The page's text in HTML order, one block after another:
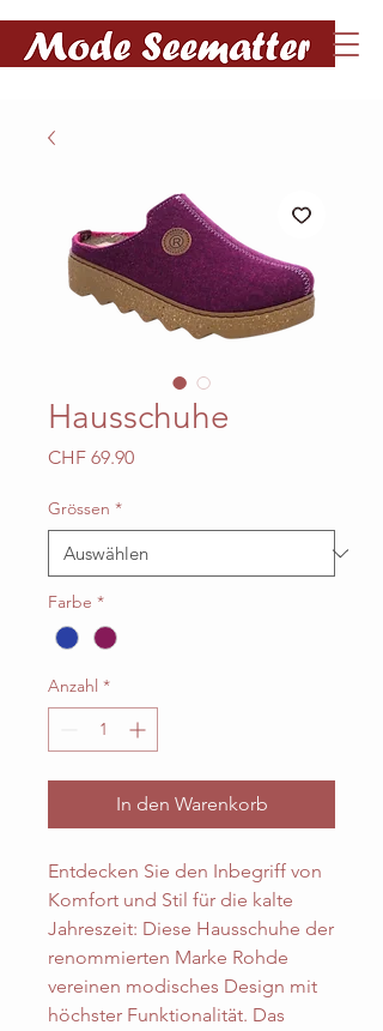
Hausschuhe
CHF 69.90Preis
Grössen *
Farbe *
Anzahl *
In den Warenkorb
Entdecken Sie den Inbegriff von
Komfort und Stil für die kalte
Jahreszeit: Diese Hausschuhe der
renommierten Marke Rohde
vereinen modisches Design mit
höchster Funktionalität. Das